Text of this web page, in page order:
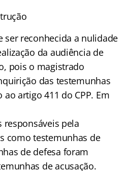
ser reconhecida a nulidade
da audiência de
pois o magistrado
das testemunhas
artigo 411 do CPP. Em
pela
como testemunhas de
de defesa foram
de acusação.